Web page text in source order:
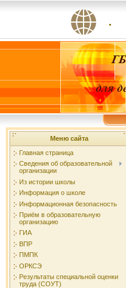
.
Меню сайта
Главная страница
Сведения об образовательной
организации
Из истории школы
Информация о школе
Информационная безопасность
Приём в образовательную
организацию
ГИА
ВПР
ПМПК
ОРКСЭ
Результаты специальной оценки
труда (СОУТ)